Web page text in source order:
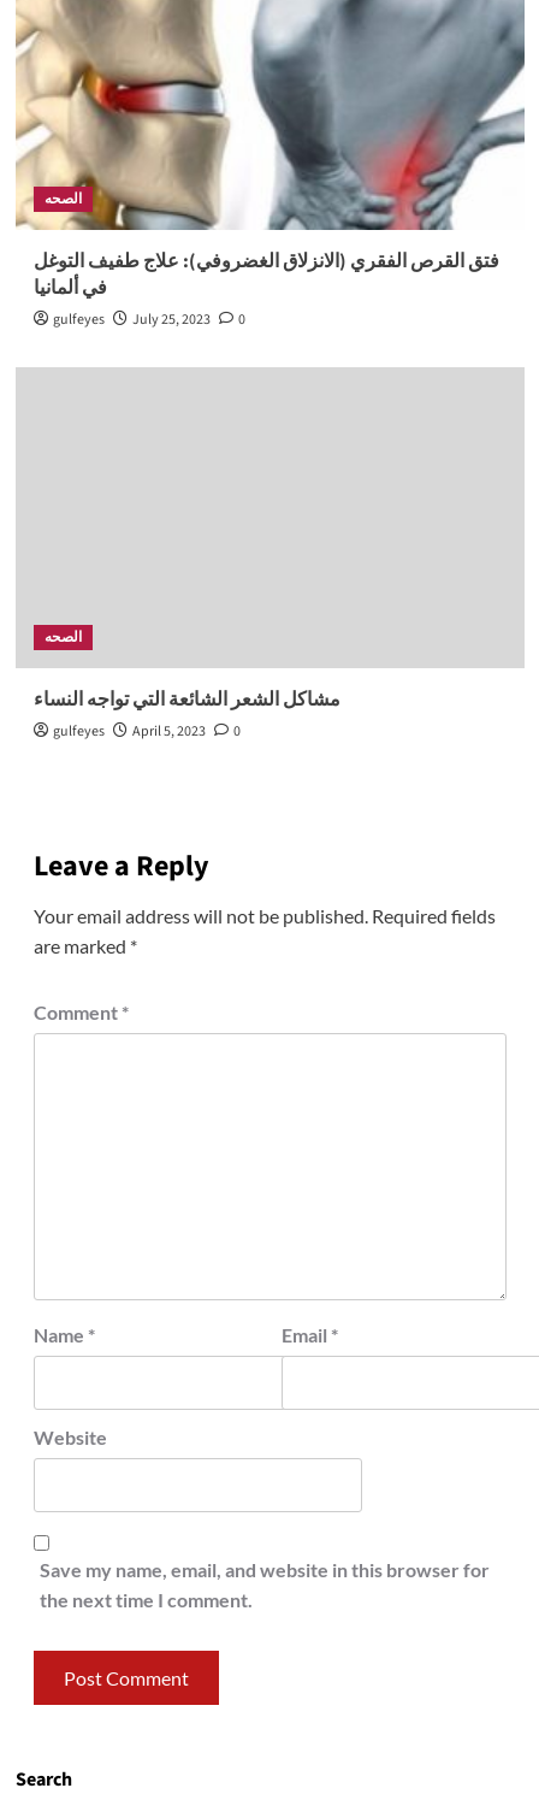
الصحه
فتق القرص الفقري (الانزلاق الغضروفي): علاج طفيف التوغل
في ألمانيا
gulfeyes July 25, 2023 0
الصحه
مشاكل الشعر الشائعة التي تواجه النساء
gulfeyes April 5, 2023 0
Leave a Reply
Your email address will not be published. Required fields
are marked *
Comment *
Name * Email *
Website
Save my name, email, and website in this browser for
the next time I comment.
Search